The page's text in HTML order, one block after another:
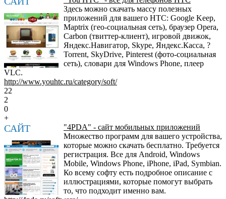
Здесь можно скачать массу полезных
приложений для вашего HTC: Google Keep,
Maptrix (гео-социальная сеть), браузер Opera,
Carbon (твиттер-клиент), игровой движок,
Яндекс.Навигатор, Skype, Яндекс.Касса, ?
Torrent, SkyDrive, Pinterest (фото-социальная
сеть), словари для Windows Phone, плеер
VLC.
http://www.youhtc.ru/category/soft/
22
2
0
+
САЙТ
"4PDA" - сайт мобильных приложений
Множество программ для вашего устройства,
которые можно скачать бесплатно. Требуется
регистрация. Все для Android, Windows
Mobile, Windows Phone, iPhone, iPad, Symbian.
Ко всему софту есть подробное описание с
иллюстрациями, которые помогут выбрать
то, что подходит именно вам.